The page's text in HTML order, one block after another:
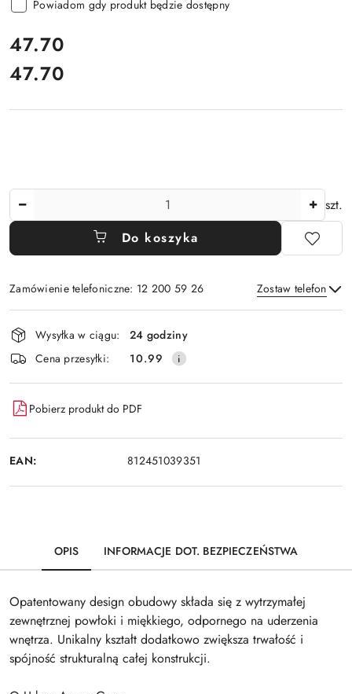
Powiadom gdy produkt będzie dostępny
cena:
47.70
Cena:
47.70
szt.
Do koszyka
Zamówienie telefoniczne: 12 200 59 26 Zostaw telefon
Wyślij
Dostępność
i
dostawa
Wysyłka w ciągu:
24 godziny
Cena przesyłki:
10.99
Pobierz produkt do PDF
EAN: 812451039351
OPIS INFORMACJE DOT. BEZPIECZEŃSTWA
Opatentowany design obudowy składa się z wytrzymałej
zewnętrznej powłoki i miękkiego, odpornego na uderzenia
wnętrza. Unikalny kształt dodatkowo zwiększa trwałość i
spójność strukturalną całej konstrukcji.